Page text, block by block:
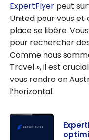
ExpertFlyer peut
United pour vous et
place se libère.
pour rechercher des
Comme nous
Travel », il est
vous rendre en
l’horizontal.